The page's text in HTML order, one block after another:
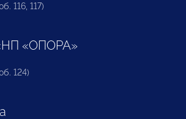
116, 117)
«ОПОРА»
124)